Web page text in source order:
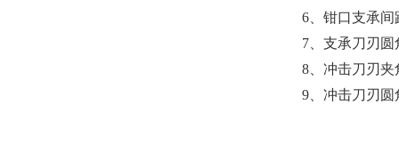
6、钳口支承间
7、支承刀刃圆
8、冲击刀刃夹
9、冲击刀刃圆